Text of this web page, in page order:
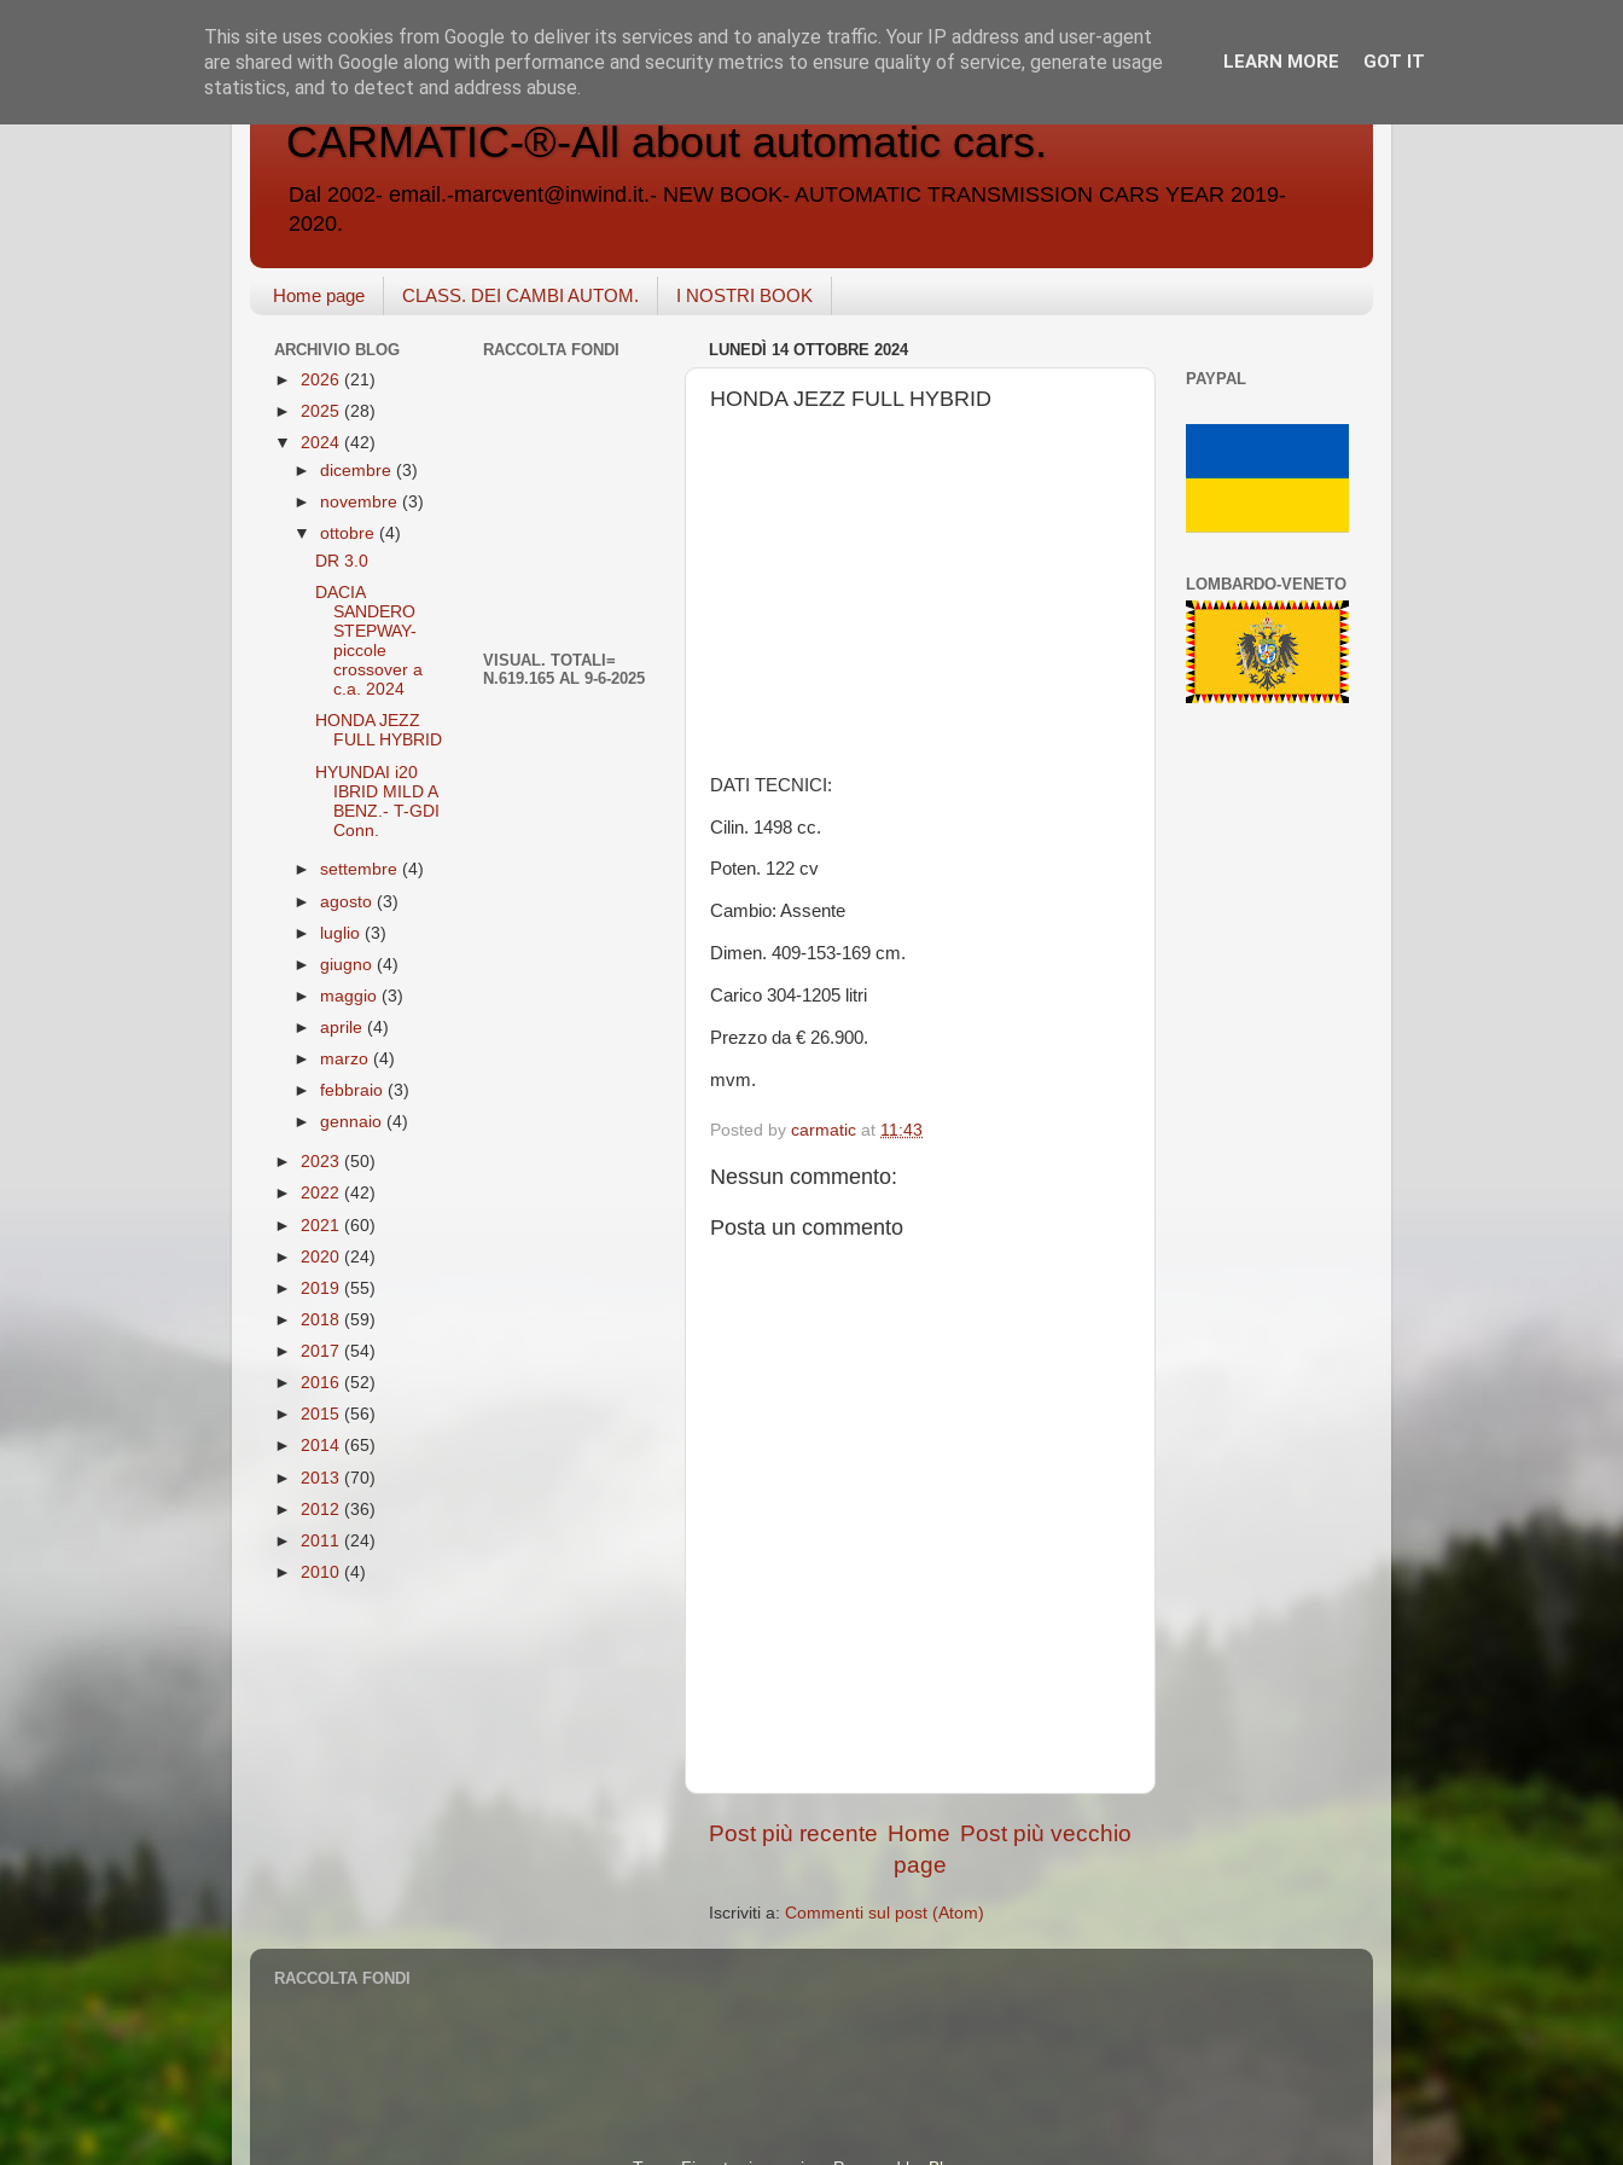
CARMATIC-®-All about automatic cars.
Dal 2002- email.-marcvent@inwind.it.- NEW BOOK- AUTOMATIC TRANSMISSION CARS YEAR 2019-
2020.
Home page CLASS. DEI CAMBI AUTOM. I NOSTRI BOOK
LUNEDÌ 14 OTTOBRE 2024
HONDA JEZZ FULL HYBRID
DATI TECNICI:
Cilin. 1498 cc.
Poten. 122 cv
Cambio: Assente
Dimen. 409-153-169 cm.
Carico 304-1205 litri
Prezzo da € 26.900.
mvm.
Posted by carmatic at 11:43
Nessun commento:
Posta un commento
Post più recente Post più vecchio
Home
page
Iscriviti a: Commenti sul post (Atom)
ARCHIVIO BLOG
► 2026 (21)
► 2025 (28)
▼ 2024 (42)
►dicembre (3)
► novembre (3)
▼ottobre (4)
DR 3.0
DACIA
SANDERO
STEPWAY-
piccole
crossover a
c.a. 2024
HONDA JEZZ
FULL HYBRID
HYUNDAI i20
IBRID MILD A
BENZ.- T-GDI
Conn.
►settembre (4)
►agosto (3)
► luglio (3)
►giugno (4)
► maggio (3)
►aprile (4)
► marzo (4)
►febbraio (3)
►gennaio (4)
► 2023 (50)
► 2022 (42)
► 2021 (60)
► 2020 (24)
► 2019 (55)
► 2018 (59)
► 2017 (54)
► 2016 (52)
► 2015 (56)
► 2014 (65)
► 2013 (70)
► 2012 (36)
► 2011 (24)
► 2010 (4)
RACCOLTA FONDI
VISUAL. TOTALI=
N.619.165 AL 9-6-2025
PAYPAL
LOMBARDO-VENETO
RACCOLTA FONDI
This site uses cookies from Google to deliver its services and to analyze traffic. Your IP address and user-agent
are shared with Google along with performance and security metrics to ensure quality of service, generate usage
statistics, and to detect and address abuse.
LEARN MORE GOT IT